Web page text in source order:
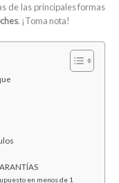
de las principales formas
. ¡Toma nota!
en menos de 1